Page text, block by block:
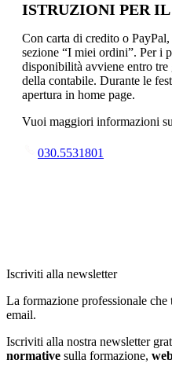
ISTRUZIONI PER
Con carta di credito o
sezione “I miei ordini”. Per i
disponibilità avviene entro
della contabile. Durante le
apertura in home page.
Vuoi maggiori informazioni
030.5531801
Iscriviti alla newsletter
La formazione professionale che
email.
Iscriviti alla nostra newsletter
normative sulla formazione,